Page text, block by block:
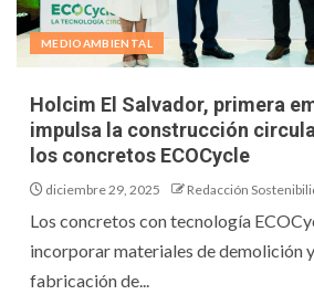
MEDIOAMBIENTAL
Holcim El Salvador, primera
impulsa la construcción
los concretos ECOCycle
diciembre 29, 2025 Redacción
Los concretos con tecnología
incorporar materiales de demolición
fabricación de...